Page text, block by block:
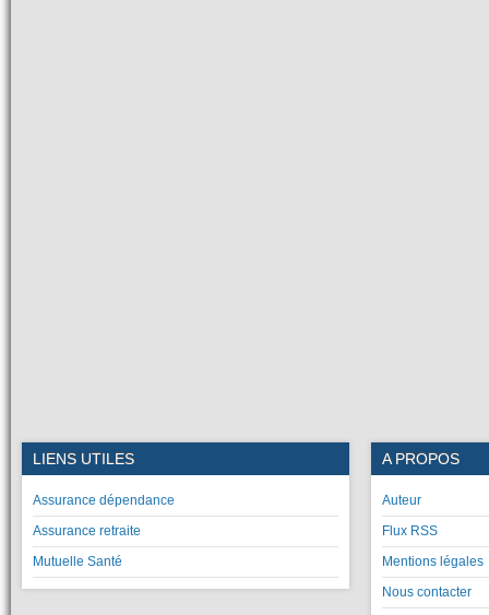
LIENS UTILES
Assurance dépendance
Assurance retraite
Mutuelle Santé
A PROPOS
Auteur
Flux RSS
Mentions légales
Nous contacter